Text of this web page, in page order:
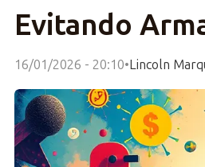
Evitando
16/01/2026 - 20:10•Lincoln